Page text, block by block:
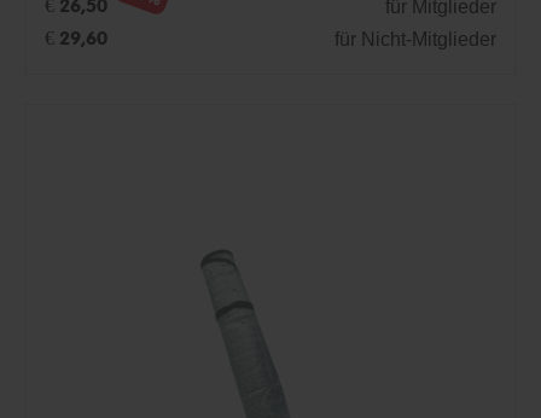
€ 26,50 für Mitglieder
€ 29,60 für Nicht-Mitglieder